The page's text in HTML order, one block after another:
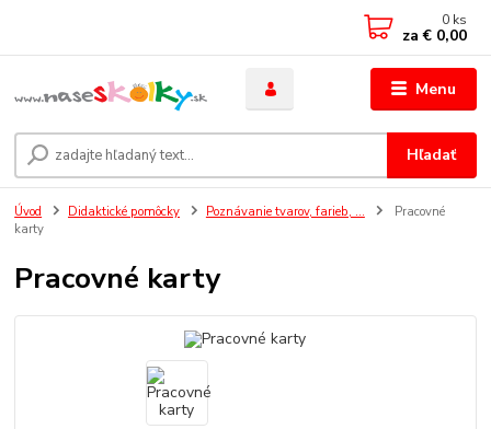
Menu
Hľadať
0 ks
za € 0,00
Úvod Didaktické pomôcky Poznávanie tvarov, farieb, ...
Pracovné
karty
Pracovné karty